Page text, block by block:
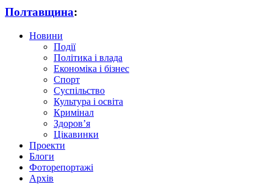
Полтавщина:
Новини
Події
Політика і влада
Економіка і бізнес
Спорт
Суспільство
Культура і освіта
Кримінал
Здоров’я
Цікавинки
Проекти
Блоги
Фоторепортажі
Архів